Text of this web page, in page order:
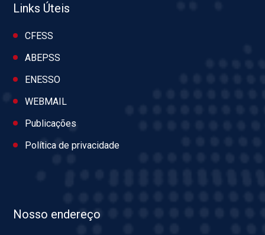
Links Úteis
CFESS
ABEPSS
ENESSO
WEBMAIL
Publicações
Política de privacidade
Nosso endereço